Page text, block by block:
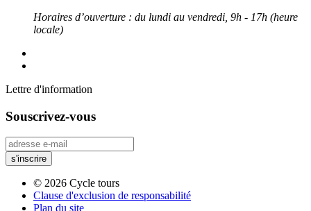
Horaires d’ouverture : du lundi au vendredi, 9h - 17h (heure
locale)
Lettre d'information
Souscrivez-vous
© 2026 Cycle tours
Clause d'exclusion de responsabilité
Plan du site